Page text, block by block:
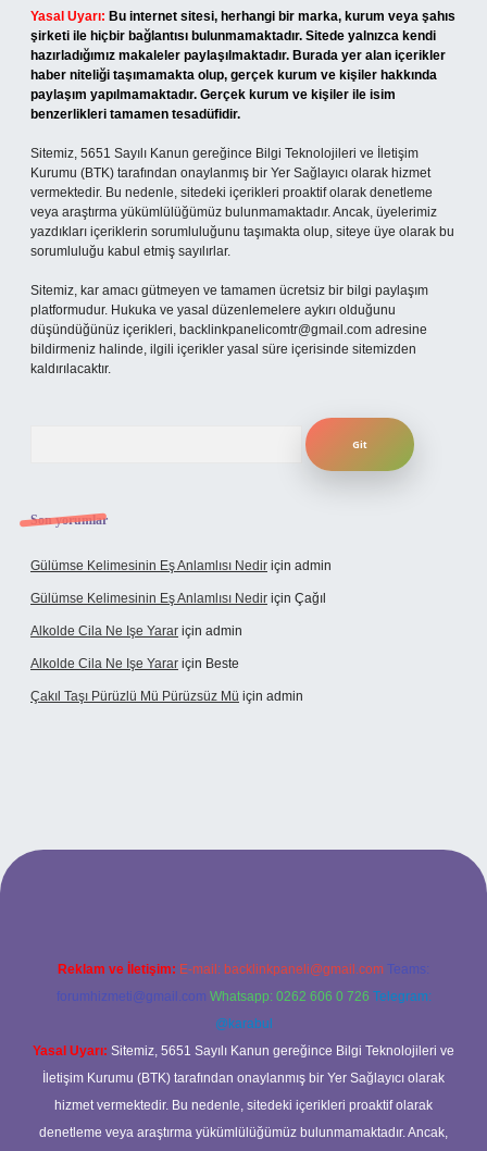
Yasal Uyarı: Bu internet sitesi, herhangi bir marka, kurum veya şahıs
şirketi ile hiçbir bağlantısı bulunmamaktadır. Sitede yalnızca kendi
hazırladığımız makaleler paylaşılmaktadır. Burada yer alan içerikler
haber niteliği taşımamakta olup, gerçek kurum ve kişiler hakkında
paylaşım yapılmamaktadır. Gerçek kurum ve kişiler ile isim
benzerlikleri tamamen tesadüfidir.
Sitemiz, 5651 Sayılı Kanun gereğince Bilgi Teknolojileri ve İletişim
Kurumu (BTK) tarafından onaylanmış bir Yer Sağlayıcı olarak hizmet
vermektedir. Bu nedenle, sitedeki içerikleri proaktif olarak denetleme
veya araştırma yükümlülüğümüz bulunmamaktadır. Ancak, üyelerimiz
yazdıkları içeriklerin sorumluluğunu taşımakta olup, siteye üye olarak bu
sorumluluğu kabul etmiş sayılırlar.
Sitemiz, kar amacı gütmeyen ve tamamen ücretsiz bir bilgi paylaşım
platformudur. Hukuka ve yasal düzenlemelere aykırı olduğunu
düşündüğünüz içerikleri, backlinkpanelicomtr@gmail.com adresine
bildirmeniz halinde, ilgili içerikler yasal süre içerisinde sitemizden
kaldırılacaktır.
Son yorumlar
Gülümse Kelimesinin Eş Anlamlısı Nedir için admin
Gülümse Kelimesinin Eş Anlamlısı Nedir için Çağıl
Alkolde Cila Ne Işe Yarar için admin
Alkolde Cila Ne Işe Yarar için Beste
Çakıl Taşı Pürüzlü Mü Pürüzsüz Mü için admin
Reklam ve İletişim: E-mail: backlinkpaneli@gmail.com Teams:
forumhizmeti@gmail.com Whatsapp: 0262 606 0 726 Telegram:
@karabul
Yasal Uyarı: Sitemiz, 5651 Sayılı Kanun gereğince Bilgi Teknolojileri ve
İletişim Kurumu (BTK) tarafından onaylanmış bir Yer Sağlayıcı olarak
hizmet vermektedir. Bu nedenle, sitedeki içerikleri proaktif olarak
denetleme veya araştırma yükümlülüğümüz bulunmamaktadır. Ancak,